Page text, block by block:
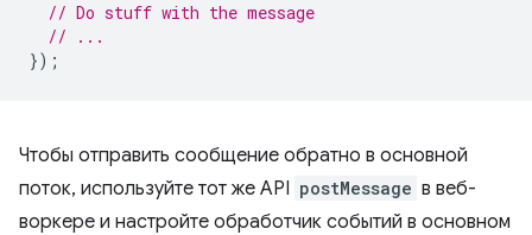
// Do stuff with the message
// ...
});
Чтобы отправить сообщение обратно в основной
поток, используйте тот же API postMessage в веб-
воркере и настройте обработчик событий в основном